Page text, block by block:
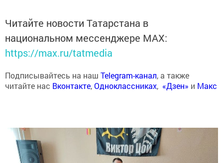
Читайте новости Татарстана в
национальном мессенджере MАХ:
https://max.ru/tatmedia
Подписывайтесь на наш Telegram-канал, а также
читайте нас Вконтакте,Одноклассниках, «Дзен» и Макс